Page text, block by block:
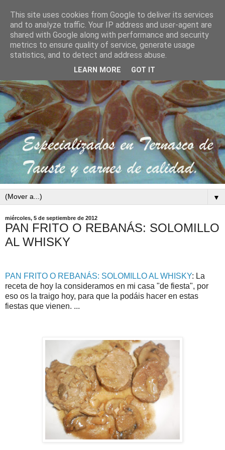
▼
miércoles, 5 de septiembre de 2012
PAN FRITO O REBANÁS: SOLOMILLO
AL WHISKY
PAN FRITO O REBANÁS: SOLOMILLO AL WHISKY: La
receta de hoy la consideramos en mi casa "de fiesta", por
eso os la traigo hoy, para que la podáis hacer en estas
fiestas que vienen. ...
This site uses cookies from Google to deliver its services
and to analyze traffic. Your IP address and user-agent are
shared with Google along with performance and security
metrics to ensure quality of service, generate usage
statistics, and to detect and address abuse.
LEARN MORE GOT IT